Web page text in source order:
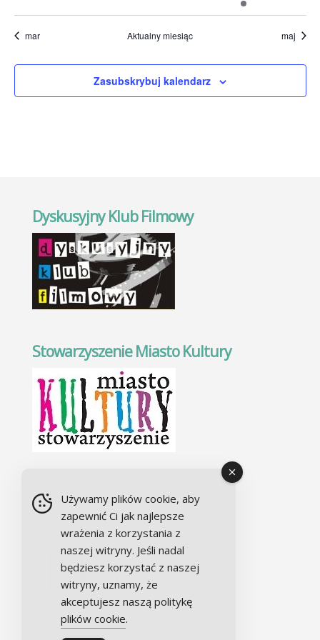
wydarzeniawydarzenie
mar Aktualny miesiąc maj
Zasubskrybuj kalendarz
Dyskusyjny Klub Filmowy
Stowarzyszenie Miasto Kultury
Chór Alla camera
Używamy plików cookie, aby
zapewnić Ci jak najlepsze
wrażenia z korzystania z
naszej witryny. Jeśli nadal
będziesz korzystać z naszej
witryny, uznamy, że
akceptujesz naszą politykę
plików cookie.